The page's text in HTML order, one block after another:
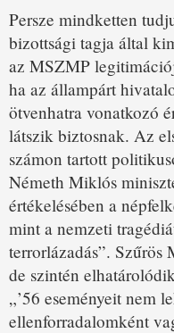
Persze mindketten
bizottsági tagja által
az MSZMP
ha az állampárt
ötvenhatra vonatkozó
látszik biztosnak. Az
számon tartott
Németh Miklós
értékelésében a
mint a nemzeti
terrorlázadás”. Szűrös
de szintén
„’56 eseményeit nem
ellenforradalomként